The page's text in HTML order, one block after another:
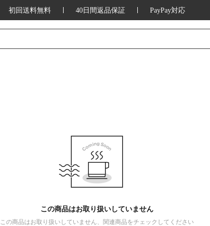
初回送料無料 40日間返品保証 PayPay対応
この商品はお取り扱いしていません
この商品はお取り扱いしていません、関連商品をチェックしてください